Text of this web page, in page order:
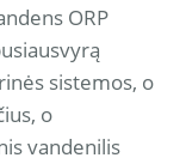
ORP
sistemos, o
o
vandenilis